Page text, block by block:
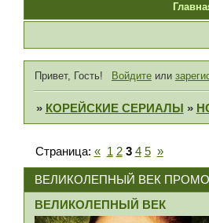
Привет, Гость! Войдитеили
» КОРЕЙСКИЕ СЕРИАЛЫ »
ВЕЛИКОЛЕПНЫЙ ВЕК ПРОМО
Страница: « 1 2 3 4 5 »
ВЕЛИКОЛЕПНЫЙ ВЕК